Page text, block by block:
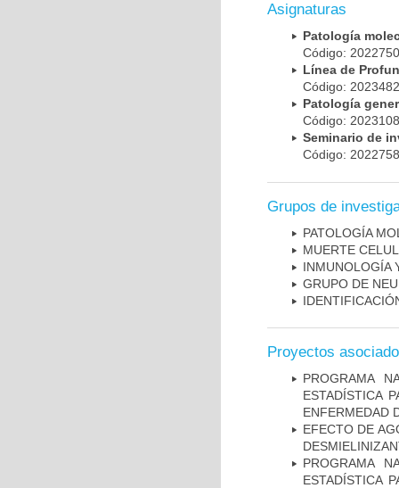
Asignaturas
Patología
Código:
Línea de
Código:
Patología
Código:
Seminario de
Código:
Grupos de
PATOLOGÍA
MUERTE
INMUNOLOGÍA
GRUPO DE
Proyectos
PROGRAMA
ESTADÍSTICA
ENFERMEDAD
EFECTO DE
PROGRAMA
ESTADÍSTICA